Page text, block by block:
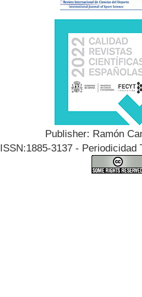
Publisher: Ramón
ISSN:1885-3137 -